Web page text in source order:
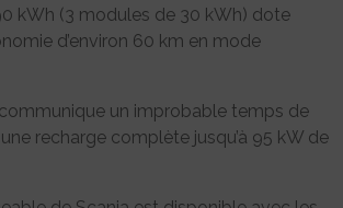
kWh (3 modules de 30 kWh) dote
d’environ 60 km en mode
un improbable temps de
recharge complète jusqu’à 95 kW de